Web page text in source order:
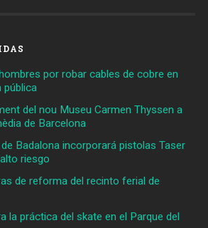
por robar cables de cobre en
pública
del nou Museu Carmen Thyssen a
de Barcelona
de Badalona incorporará pistolas Taser
riesgo
de reforma del recinto ferial de
la práctica del skate en el Parque del